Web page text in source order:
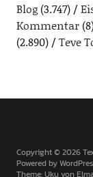
Blog(3.747)
Kommentar
(2.890)
Teve
Copyright © 2026
Powered by
Theme: Uku von